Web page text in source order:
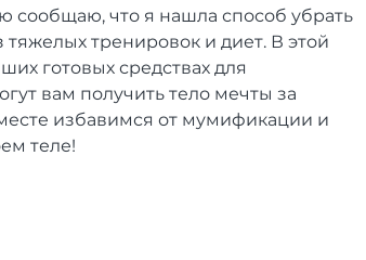
сообщаю, что я нашла способ убрать
тренировок и диет. В этой
готовых средствах для
вам получить тело мечты за
избавимся от мумификации и
теле!